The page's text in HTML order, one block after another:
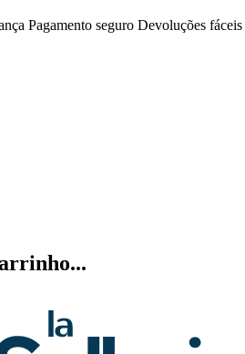
Pagamento seguro Devoluções fáceis